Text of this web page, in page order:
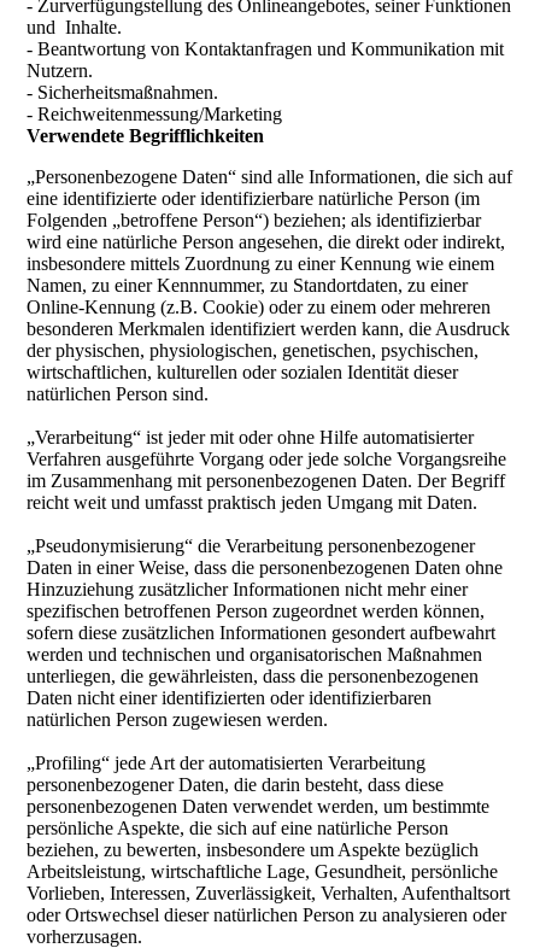
- Zurverfügungstellung des Onlineangebotes, seiner Funktionen
und Inhalte.
- Beantwortung von Kontaktanfragen und Kommunikation mit
Nutzern.
- Sicherheitsmaßnahmen.
- Reichweitenmessung/Marketing
Verwendete Begrifflichkeiten
„Personenbezogene Daten“ sind alle Informationen, die sich auf
eine identifizierte oder identifizierbare natürliche Person (im
Folgenden „betroffene Person“) beziehen; als identifizierbar
wird eine natürliche Person angesehen, die direkt oder indirekt,
insbesondere mittels Zuordnung zu einer Kennung wie einem
Namen, zu einer Kennnummer, zu Standortdaten, zu einer
Online-Kennung (z.B. Cookie) oder zu einem oder mehreren
besonderen Merkmalen identifiziert werden kann, die Ausdruck
der physischen, physiologischen, genetischen, psychischen,
wirtschaftlichen, kulturellen oder sozialen Identität dieser
natürlichen Person sind.
„Verarbeitung“ ist jeder mit oder ohne Hilfe automatisierter
Verfahren ausgeführte Vorgang oder jede solche Vorgangsreihe
im Zusammenhang mit personenbezogenen Daten. Der Begriff
reicht weit und umfasst praktisch jeden Umgang mit Daten.
„Pseudonymisierung“ die Verarbeitung personenbezogener
Daten in einer Weise, dass die personenbezogenen Daten ohne
Hinzuziehung zusätzlicher Informationen nicht mehr einer
spezifischen betroffenen Person zugeordnet werden können,
sofern diese zusätzlichen Informationen gesondert aufbewahrt
werden und technischen und organisatorischen Maßnahmen
unterliegen, die gewährleisten, dass die personenbezogenen
Daten nicht einer identifizierten oder identifizierbaren
natürlichen Person zugewiesen werden.
„Profiling“ jede Art der automatisierten Verarbeitung
personenbezogener Daten, die darin besteht, dass diese
personenbezogenen Daten verwendet werden, um bestimmte
persönliche Aspekte, die sich auf eine natürliche Person
beziehen, zu bewerten, insbesondere um Aspekte bezüglich
Arbeitsleistung, wirtschaftliche Lage, Gesundheit, persönliche
Vorlieben, Interessen, Zuverlässigkeit, Verhalten, Aufenthaltsort
oder Ortswechsel dieser natürlichen Person zu analysieren oder
vorherzusagen.